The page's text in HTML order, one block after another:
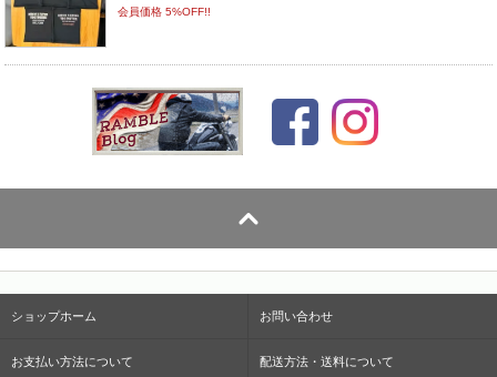
会員価格 5%OFF!!
ショップホーム お問い合わせ
お支払い方法について 配送方法・送料について